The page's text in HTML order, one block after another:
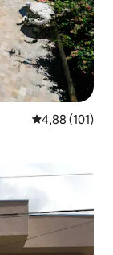
4,88 de uma
4,88 (101)